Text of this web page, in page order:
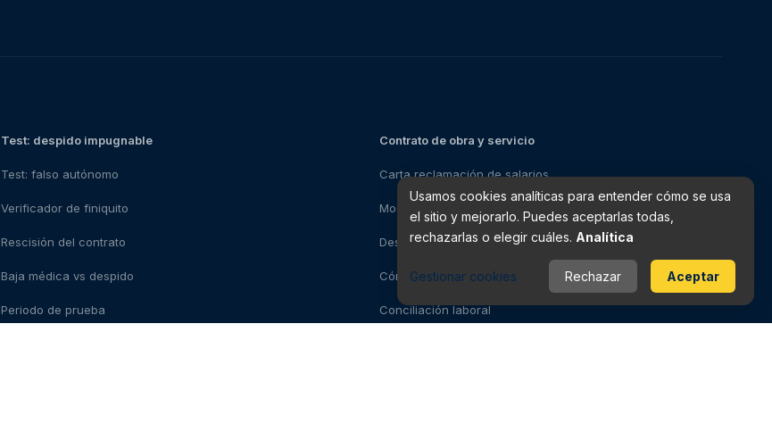
Test: despido impugnable
Test: falso autónomo
Verificador de finiquito
Rescisión del contrato
Baja médica vs despido
Periodo de prueba
Contrato de obra y servicio
Carta reclamación de salarios
Modelo impugnación de despido
Despedido: pasos a seguir
Cómo solicitar el paro
Conciliación laboral
Usamos cookies analíticas para entender cómo se usa
el sitio y mejorarlo. Puedes aceptarlas todas,
rechazarlas o elegir cuáles. Analítica
Gestionar cookies Rechazar Aceptar